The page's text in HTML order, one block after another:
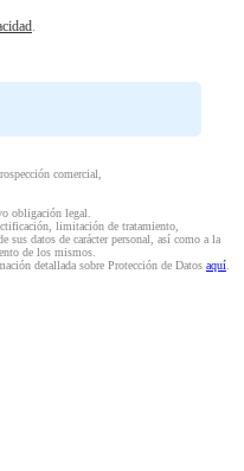
.
comercial,
obligación legal.
limitación de tratamiento,
datos de carácter personal, así como a la
de los mismos.
detallada sobre Protección de Datos aquí.